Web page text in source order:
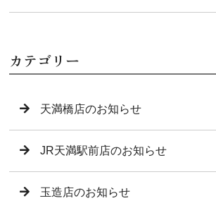
カテゴリー
天満橋店のお知らせ
JR天満駅前店のお知らせ
玉造店のお知らせ